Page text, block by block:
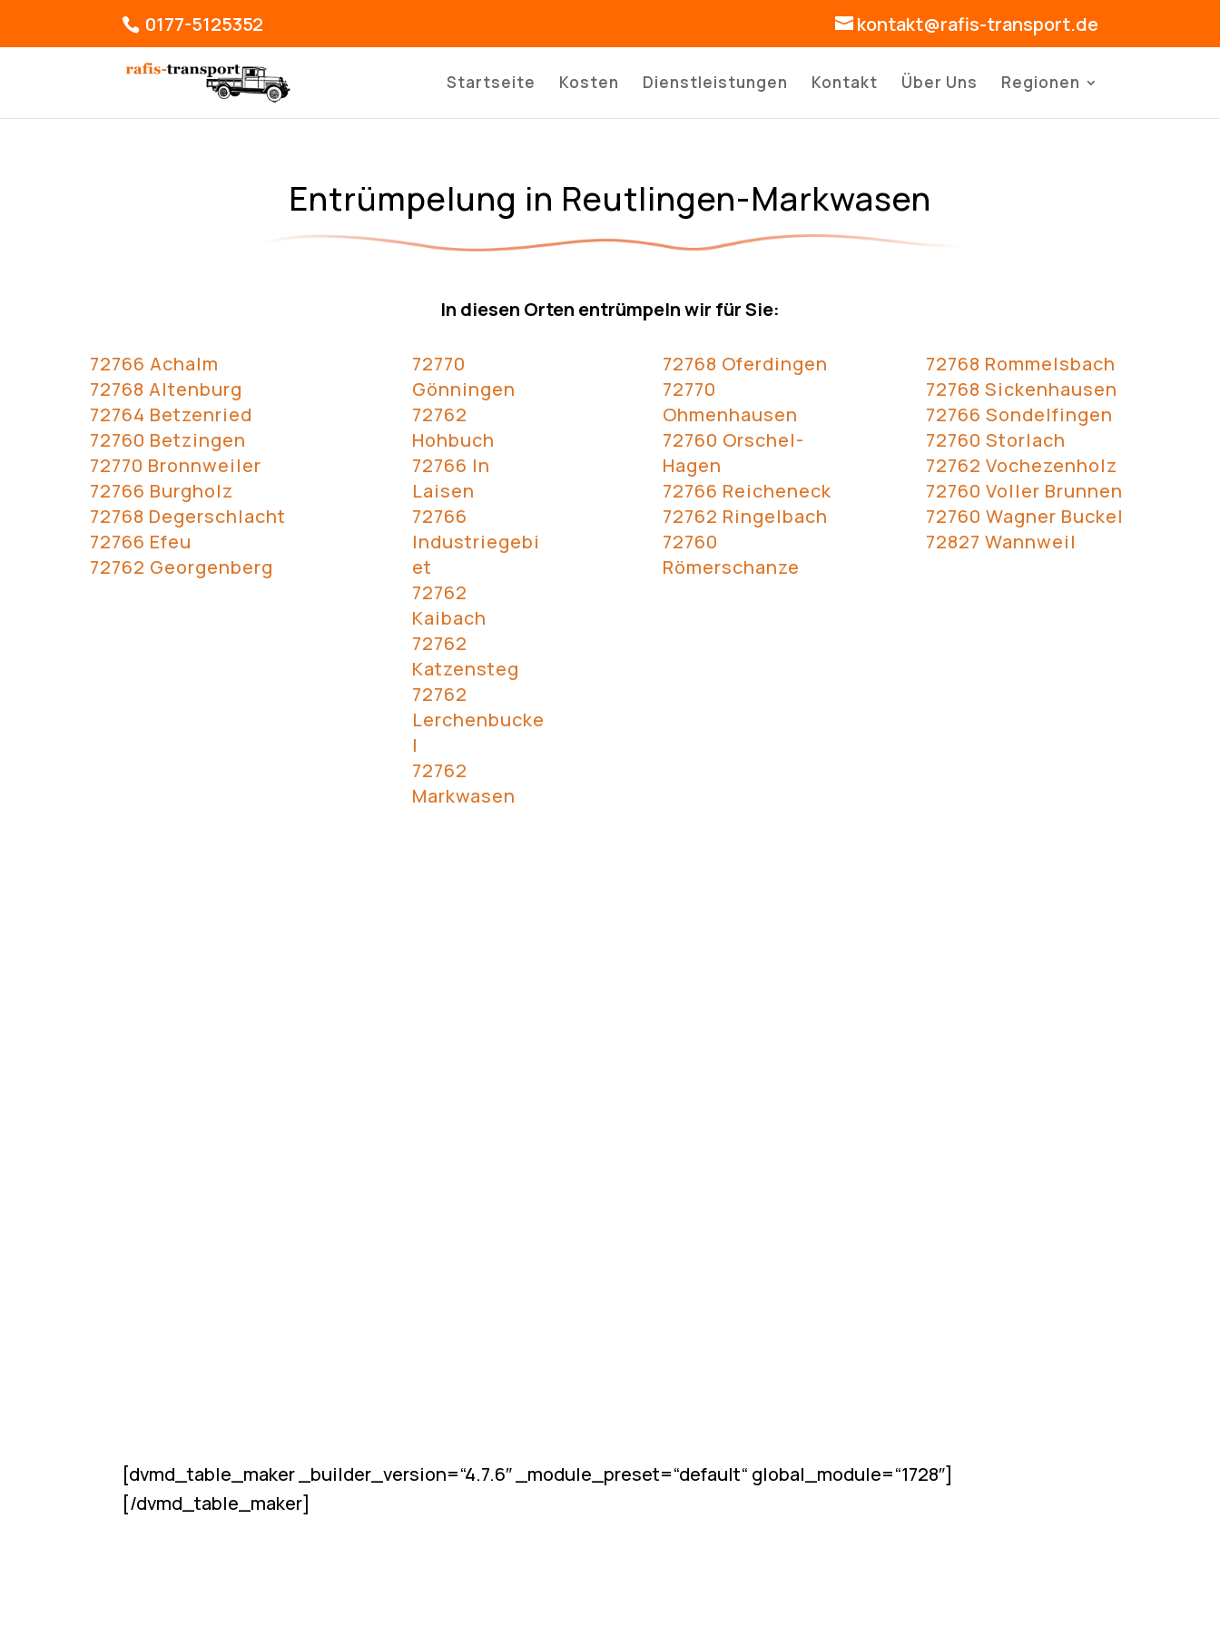
0177-5125352 kontakt@rafis-transport.de
Startseite Kosten Dienstleistungen Kontakt Über Uns Regionen
Entrümpelung in Reutlingen-Markwasen
In diesen Orten entrümpeln wir für Sie:
72766 Achalm
72768 Altenburg
72764 Betzenried
72760 Betzingen
72770 Bronnweiler
72766 Burgholz
72768 Degerschlacht
72766 Efeu
72762 Georgenberg
72770
Gönningen
72762
Hohbuch
72766 In
Laisen
72766
Industriegebi
et
72762
Kaibach
72762
Katzensteg
72762
Lerchenbucke
l
72762
Markwasen
72768 Oferdingen
72770
Ohmenhausen
72760 Orschel-
Hagen
72766 Reicheneck
72762 Ringelbach
72760
Römerschanze
72768 Rommelsbach
72768 Sickenhausen
72766 Sondelfingen
72760 Storlach
72762 Vochezenholz
72760 Voller Brunnen
72760 Wagner Buckel
72827 Wannweil
[dvmd_table_maker _builder_version=“4.7.6″ _module_preset=“default“ global_module=“1728″]
[/dvmd_table_maker]